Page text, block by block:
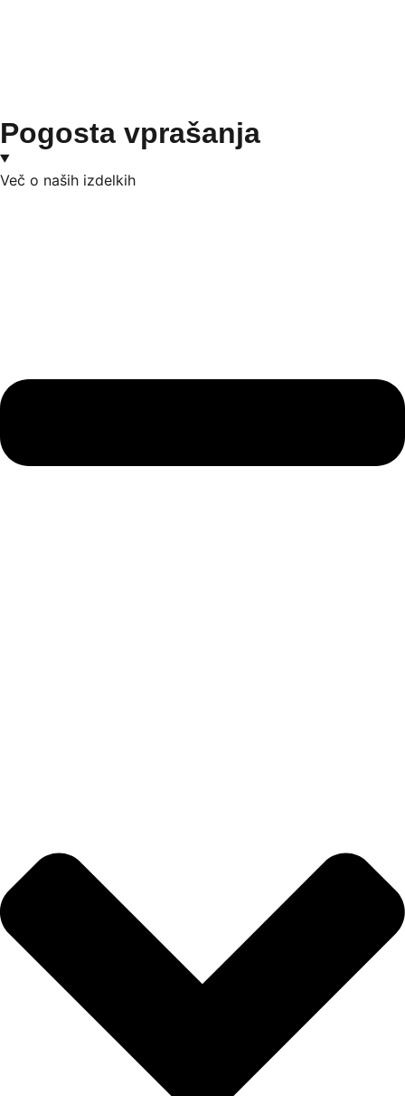
Pogosta vprašanja
Več o naših izdelkih